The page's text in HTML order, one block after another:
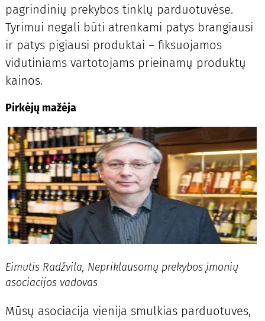
pagrindinių prekybos tinklų parduotuvėse.
Tyrimui negali būti atrenkami patys brangiausi
ir patys pigiausi produktai – fiksuojamos
vidutiniams vartotojams prieinamų produktų
kainos.
Pirkėjų mažėja
Eimutis Radžvila, Nepriklausomų prekybos įmonių
asociacijos vadovas
Mūsų asociacija vienija smulkias parduotuves,